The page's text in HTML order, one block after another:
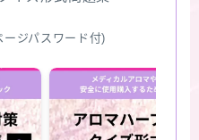
ジパスワード付)